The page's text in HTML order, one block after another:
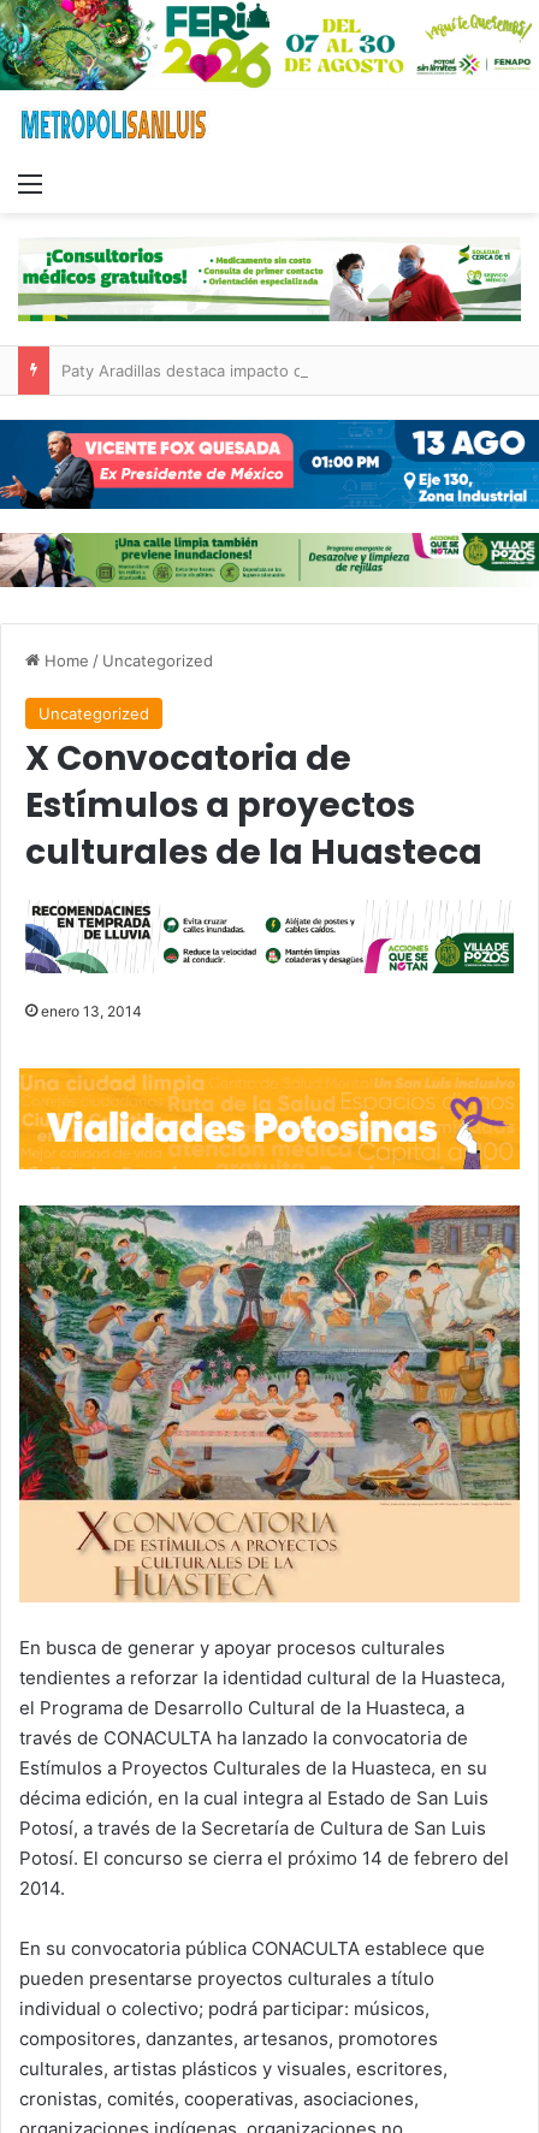
Home / Uncategorized
Uncategorized
X Convocatoria de
Estímulos a proyectos
culturales de la Huasteca
enero 13, 2014
En busca de generar y apoyar procesos culturales
tendientes a reforzar la identidad cultural de la Huasteca,
el Programa de Desarrollo Cultural de la Huasteca, a
través de CONACULTA ha lanzado la convocatoria de
Estímulos a Proyectos Culturales de la Huasteca, en su
décima edición, en la cual integra al Estado de San Luis
Potosí, a través de la Secretaría de Cultura de San Luis
Potosí. El concurso se cierra el próximo 14 de febrero del
2014.
En su convocatoria pública CONACULTA establece que
pueden presentarse proyectos culturales a título
individual o colectivo; podrá participar: músicos,
compositores, danzantes, artesanos, promotores
culturales, artistas plásticos y visuales, escritores,
cronistas, comités, cooperativas, asociaciones,